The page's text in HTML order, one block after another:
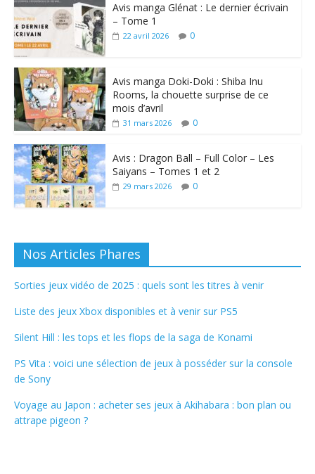
Avis manga Glénat : Le dernier écrivain
– Tome 1
22 avril 2026 0
Avis manga Doki-Doki : Shiba Inu
Rooms, la chouette surprise de ce
mois d’avril
31 mars 2026 0
Avis : Dragon Ball – Full Color – Les
Saiyans – Tomes 1 et 2
29 mars 2026 0
Nos Articles Phares
Sorties jeux vidéo de 2025 : quels sont les titres à venir
Liste des jeux Xbox disponibles et à venir sur PS5
Silent Hill : les tops et les flops de la saga de Konami
PS Vita : voici une sélection de jeux à posséder sur la console
de Sony
Voyage au Japon : acheter ses jeux à Akihabara : bon plan ou
attrape pigeon ?